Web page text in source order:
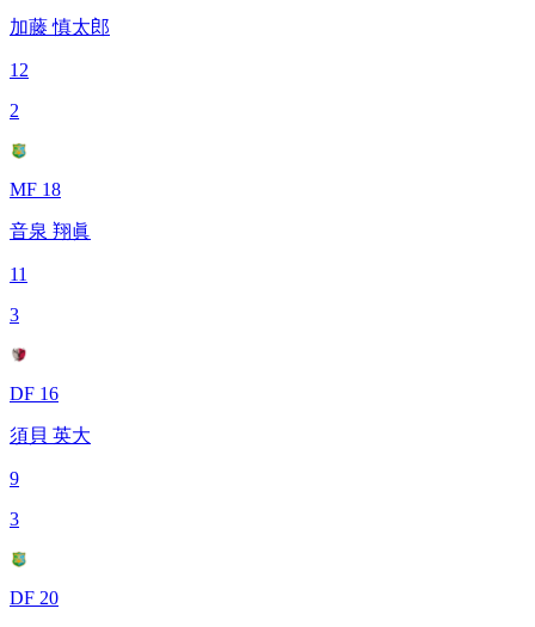
加藤 慎太郎
12
2
MF 18
音泉 翔眞
11
3
DF 16
須貝 英大
9
3
DF 20